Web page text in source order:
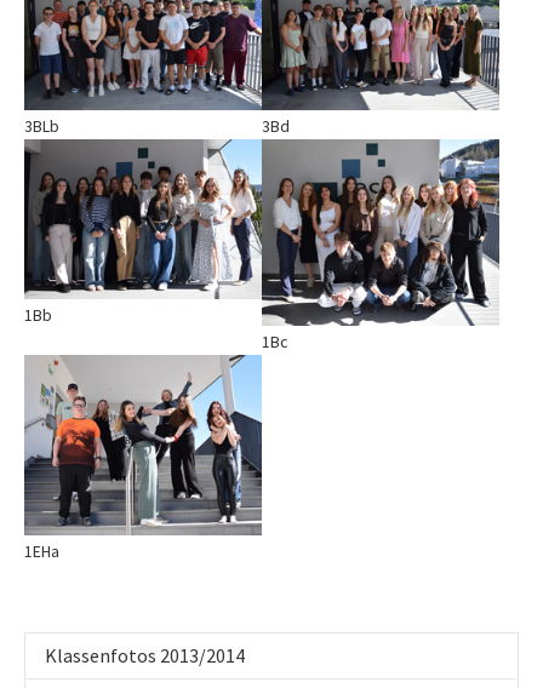
3BLb 3Bd
Show larger version
1Bb
Show larger version
1Bc
Show larger version
1EHa
Klassenfotos 2013/2014